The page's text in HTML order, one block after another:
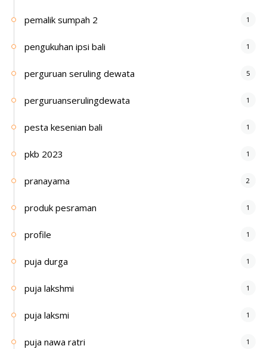
pemalik sumpah 2 1
pengukuhan ipsi bali 1
perguruan seruling dewata 5
perguruanserulingdewata 1
pesta kesenian bali 1
pkb 2023 1
pranayama 2
produk pesraman 1
profile 1
puja durga 1
puja lakshmi 1
puja laksmi 1
puja nawa ratri 1